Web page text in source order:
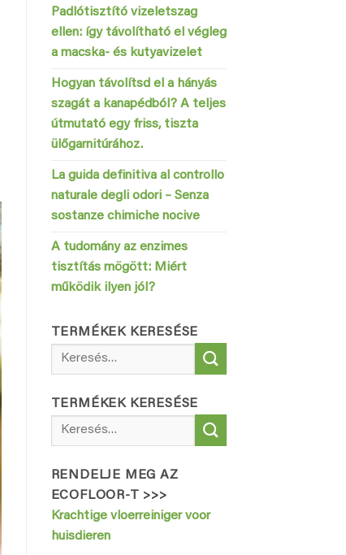
Padlótisztító vizeletszag
ellen: így távolítható el végleg
a macska- és kutyavizelet
Hogyan távolítsd el a hányás
szagát a kanapédból? A teljes
útmutató egy friss, tiszta
ülőgarnitúrához.
La guida definitiva al controllo
naturale degli odori – Senza
sostanze chimiche nocive
A tudomány az enzimes
tisztítás mögött: Miért
működik ilyen jól?
TERMÉKEK KERESÉSE
Keresés
TERMÉKEK KERESÉSE
Keresés
RENDELJE MEG AZ
ECOFLOOR-T >>>
Krachtige vloerreiniger voor
huisdieren